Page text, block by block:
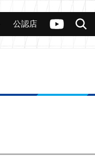
ヴァンガードch
検索
公認店舗 その他
公認店